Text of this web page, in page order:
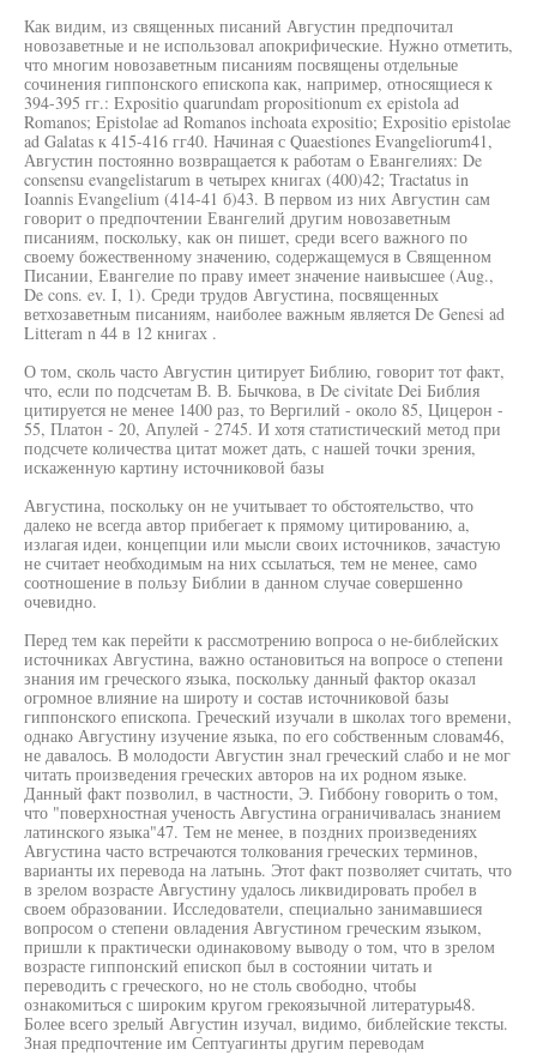
Как видим, из священных писаний Августин предпочитал
новозаветные и не использовал апокрифические. Нужно отметить,
что многим новозаветным писаниям посвящены отдельные
сочинения гиппонского епископа как, например, относящиеся к
394-395 гг.: Expositio quarundam propositionum ex epistola ad
Romanos; Epistolae ad Romanos inchoata expositio; Expositio epistolae
ad Galatas к 415-416 гг40. Начиная с Quaestiones Evangeliorum41,
Августин постоянно возвращается к работам о Евангелиях: De
consensu evangelistarum в четырех книгах (400)42; Tractatus in
Ioannis Evangelium (414-41 б)43. В первом из них Августин сам
говорит о предпочтении Евангелий другим новозаветным
писаниям, поскольку, как он пишет, среди всего важного по
своему божественному значению, содержащемуся в Священном
Писании, Евангелие по праву имеет значение наивысшее (Aug.,
De cons. ev. I, 1). Среди трудов Августина, посвященных
ветхозаветным писаниям, наиболее важным является De Genesi ad
Litteram n 44 в 12 книгах .
О том, сколь часто Августин цитирует Библию, говорит тот факт,
что, если по подсчетам В. В. Бычкова, в De civitate Dei Библия
цитируется не менее 1400 раз, то Вергилий - около 85, Цицерон -
55, Платон - 20, Апулей - 2745. И хотя статистический метод при
подсчете количества цитат может дать, с нашей точки зрения,
искаженную картину источниковой базы
Августина, поскольку он не учитывает то обстоятельство, что
далеко не всегда автор прибегает к прямому цитированию, а,
излагая идеи, концепции или мысли своих источников, зачастую
не считает необходимым на них ссылаться, тем не менее, само
соотношение в пользу Библии в данном случае совершенно
очевидно.
Перед тем как перейти к рассмотрению вопроса о не-библейских
источниках Августина, важно остановиться на вопросе о степени
знания им греческого языка, поскольку данный фактор оказал
огромное влияние на широту и состав источниковой базы
гиппонского епископа. Греческий изучали в школах того времени,
однако Августину изучение языка, по его собственным словам46,
не давалось. В молодости Августин знал греческий слабо и не мог
читать произведения греческих авторов на их родном языке.
Данный факт позволил, в частности, Э. Гиббону говорить о том,
что "поверхностная ученость Августина ограничивалась знанием
латинского языка"47. Тем не менее, в поздних произведениях
Августина часто встречаются толкования греческих терминов,
варианты их перевода на латынь. Этот факт позволяет считать, что
в зрелом возрасте Августину удалось ликвидировать пробел в
своем образовании. Исследователи, специально занимавшиеся
вопросом о степени овладения Августином греческим языком,
пришли к практически одинаковому выводу о том, что в зрелом
возрасте гиппонский епископ был в состоянии читать и
переводить с греческого, но не столь свободно, чтобы
ознакомиться с широким кругом грекоязычной литературы48.
Более всего зрелый Августин изучал, видимо, библейские тексты.
Зная предпочтение им Септуагинты другим переводам